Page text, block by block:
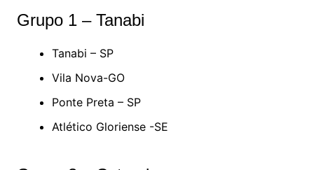
Grupo 1 – Tanabi
Tanabi – SP
Vila Nova-GO
Ponte Preta – SP
Atlético Gloriense -SE